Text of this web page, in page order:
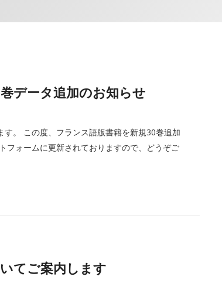
データ追加のお知らせ
。 この度、フランス語版書籍を新規30巻追加
フォームに更新されておりますので、どうぞご
てご案内します